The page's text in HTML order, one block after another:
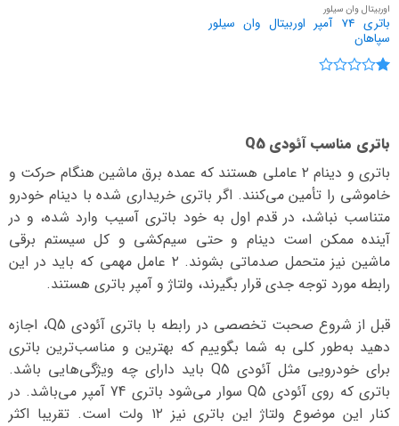
اوربیتال وان سیلور
باتری 74 آمپر اوربیتال وان سیلور
سپاهان
باتری مناسب آئودی Q5
باتری و دینام ۲ عاملی هستند که عمده برق ماشین هنگام حرکت و
خاموشی را تأمین می‌کنند. اگر باتری خریداری شده با دینام خودرو
متناسب نباشد، در قدم اول به خود باتری آسیب وارد شده، و در
آینده ممکن است دینام و حتی سیم‌کشی و کل سیستم برقی
ماشین نیز متحمل صدماتی بشوند. ۲ عامل مهمی که باید در این
رابطه مورد توجه جدی قرار بگیرند، ولتاژ و آمپر باتری هستند.
قبل از شروع صحبت تخصصی در رابطه با باتری آئودی Q5، اجازه
دهید به‌طور کلی به شما بگوییم که بهترین و مناسب‌ترین باتری
برای خودرویی مثل آئودی Q5 باید دارای چه ویژگی‌هایی باشد.
باتری که روی آئودی Q5 سوار می‌شود باتری 74 آمپر می‌باشد. در
کنار این موضوع ولتاژ این باتری نیز ۱۲ ولت است. تقریبا اکثر